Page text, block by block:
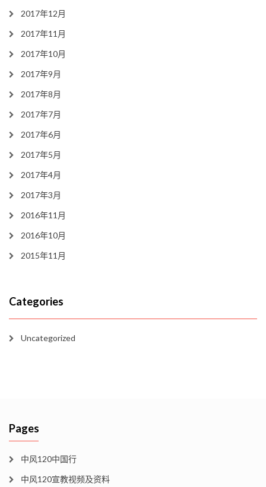
2017年12月
2017年11月
2017年10月
2017年9月
2017年8月
2017年7月
2017年6月
2017年5月
2017年4月
2017年3月
2016年11月
2016年10月
2015年11月
Categories
Uncategorized
Pages
中风120中国行
中风120宣教视频及资料